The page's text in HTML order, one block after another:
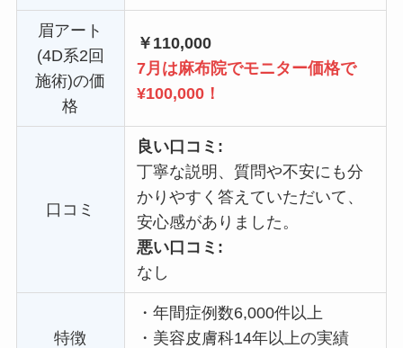
眉アート
(4D系2回
施術)の価
格
￥110,000
7月は麻布院でモニター価格で
¥100,000！
口コミ
良い口コミ:
丁寧な説明、質問や不安にも分
かりやすく答えていただいて、
安心感がありました。
悪い口コミ:
なし
特徴
・年間症例数6,000件以上
・ 美容皮膚科14年以上の実績